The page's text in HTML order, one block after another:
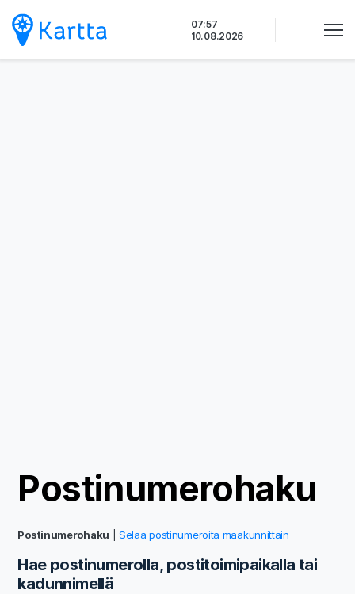
sisältöön
07:57
10.08.2026
Postinumerohaku
Postinumerohaku |Selaa postinumeroita maakunnittain
Hae postinumerolla, postitoimipaikalla tai
kadunnimellä